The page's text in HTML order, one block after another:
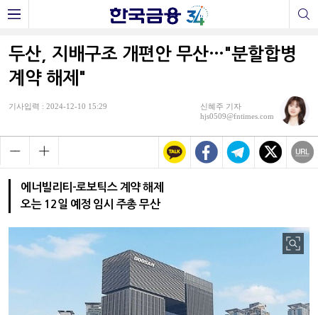
두산, 지배구조 개편안 무산…"분할합병
계약 해제"
기사입력 : 2024-12-10 15:29
신혜주 기자
hjs0509@fntimes.com
에너빌리티-로보틱스 계약 해제
오는 12일 예정 임시 주총 무산